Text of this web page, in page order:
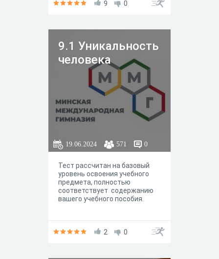
9 0
9.1 Уникальность
человека
19.06.2024 571 0
Тест рассчитан на базовый
уровень освоения учебного
предмета, полностью
соответствует содержанию
вашего учебного пособия.
2 0